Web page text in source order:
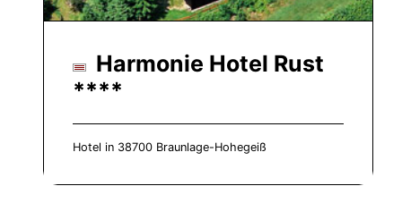
Harmonie Hotel Rust
****
Hotel in 38700 Braunlage-Hohegeiß